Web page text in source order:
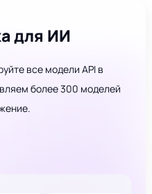
для ИИ
все модели API в
более 300 моделей